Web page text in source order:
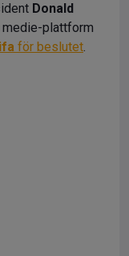
Donald
plattform
för beslutet.